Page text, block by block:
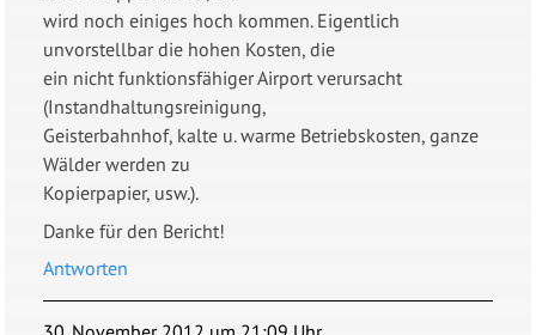
wird noch einiges hoch kommen. Eigentlich
unvorstellbar die hohen Kosten, die
ein nicht funktionsfähiger Airport verursacht
(Instandhaltungsreinigung,
Geisterbahnhof, kalte u. warme Betriebskosten, ganze
Wälder werden zu
Kopierpapier, usw.).
Danke für den Bericht!
Antworten